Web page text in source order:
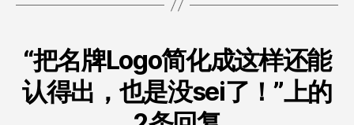
“把名牌Logo简化成这样还能
认得出，也是没sei了！”上的